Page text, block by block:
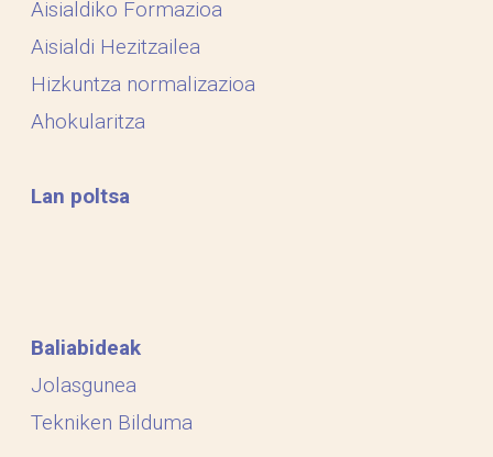
Aisialdiko Formazioa
Aisialdi Hezitzailea
Hizkuntza normalizazioa
Ahokularitza
Lan poltsa
Baliabideak
Jolasgunea
Tekniken Bilduma